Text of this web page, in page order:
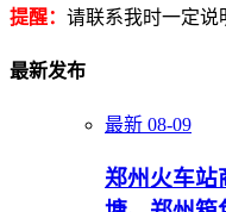
提醒： 请联系我时一定说
最新发布
最新 08-09
郑州火车站